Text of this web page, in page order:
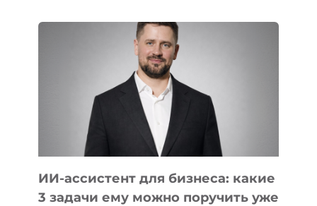
КОТОРЫЕ
РАЗВИВАЮТ
ТЕХНОЛОГИЧЕСКОЕ
ОБРАЗОВАНИЕ
ТАДЖИКИСТАНА
ИИ-ассистент для бизнеса: какие
3 задачи ему можно поручить уже